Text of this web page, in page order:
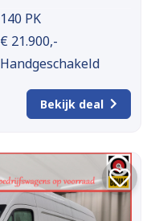
140 PK
€ 21.900,-
Handgeschakeld
Bekijk deal